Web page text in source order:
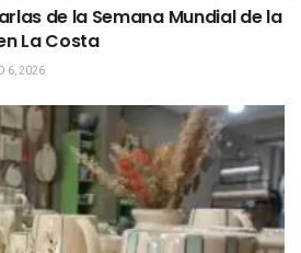
de la Semana Mundial de la
La Costa
6, 2026